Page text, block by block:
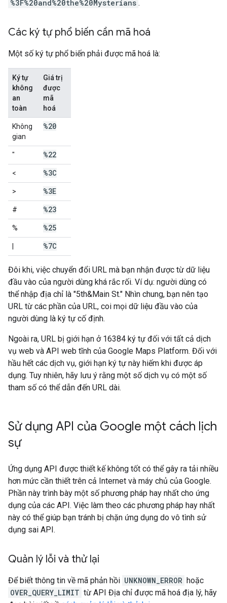
%3F%20and%20the%20Mysterians .
Các ký tự phổ biến cần mã hoá
Một số ký tự phổ biến phải được mã hoá là:
Ký tự
không
an
toàn
Giá trị
được
mã
hoá
Không
gian
%20
" %22
< %3C
> %3E
# %23
% %25
%7C
Đôi khi, việc chuyển đổi URL mà bạn nhận được từ dữ liệu
đầu vào của người dùng khá rắc rối. Ví dụ: người dùng có
thể nhập địa chỉ là "5th&Main St." Nhìn chung, bạn nên tạo
URL từ các phần của URL, coi mọi dữ liệu đầu vào của
người dùng là ký tự cố định.
Ngoài ra, URL bị giới hạn ở 16384 ký tự đối với tất cả dịch
vụ web và API web tĩnh của Google Maps Platform. Đối với
hầu hết các dịch vụ, giới hạn ký tự này hiếm khi được áp
dụng. Tuy nhiên, hãy lưu ý rằng một số dịch vụ có một số
tham số có thể dẫn đến URL dài.
Sử dụng API của Google một cách lịch
sự
Ứng dụng API được thiết kế không tốt có thể gây ra tải nhiều
hơn mức cần thiết trên cả Internet và máy chủ của Google.
Phần này trình bày một số phương pháp hay nhất cho ứng
dụng của các API. Việc làm theo các phương pháp hay nhất
này có thể giúp bạn tránh bị chặn ứng dụng do vô tình sử
dụng sai API.
Quản lý lỗi và thử lại
Để biết thông tin về mã phản hồi UNKNOWN_ERROR hoặc
OVER_QUERY_LIMIT từ API Địa chỉ được mã hoá địa lý, hãy